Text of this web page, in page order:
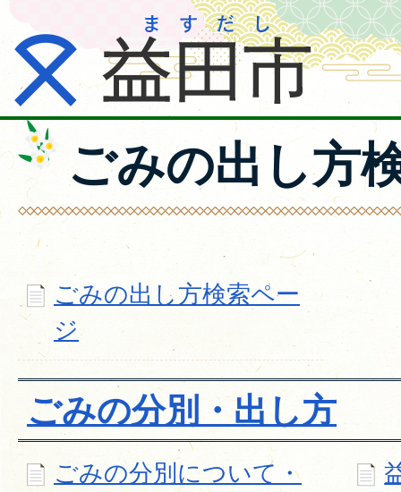
ごみの出し方
ごみの出し方検索ペー
ジ
ごみの分別・出し方
ごみの分別について・